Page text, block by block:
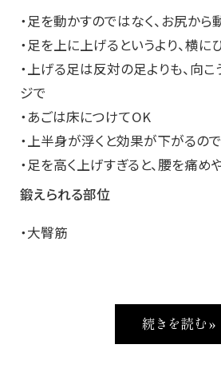
・足を動かすのではなく、お尻から
・足を上に上げるというより、横に
・上げる足は反対の足よりも、向
ジで
・あごは床につけてOK
・上半身が浮くと効果が下がるの
・足を高く上げすぎると、腰を痛め
鍛えられる部位
・大臀筋
続きを読む »